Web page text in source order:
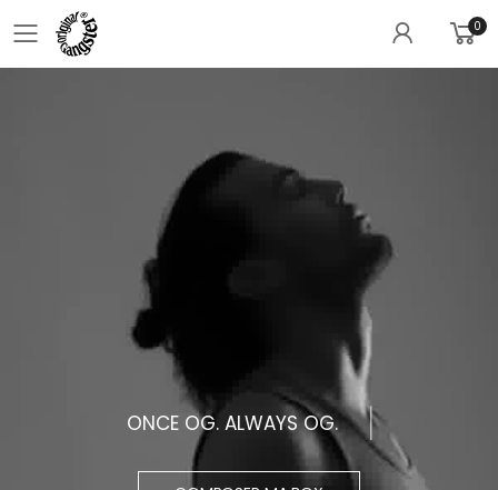
Toggle mobile menu
0
ONCE OG. ALWAYS OG.